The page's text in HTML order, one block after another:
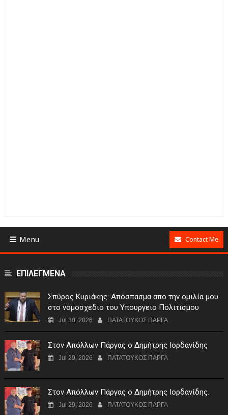
Menu Contact Me
ΕΠΙΛΕΓΜΕΝΑ
Σπύρος Κυριάκης: Απόσπασμα απο την ομιλία μου
στο νομοσχεδιο του Υπουργειο Πολιτισμου
Jul 30, 2026 ΠΑΤΑΤΟΥΚΟΣ ΠΑΡΓΑ
Στον Απόλλων Πάργας ο Δημήτρης Ιορδανίδης
Jul 29, 2026 ΠΑΤΑΤΟΥΚΟΣ ΠΑΡΓΑ
Στον Απόλλων Πάργας ο Δημήτρης Ιορδανίδης.
Jul 29, 2026 ΠΑΤΑΤΟΥΚΟΣ ΠΑΡΓΑ